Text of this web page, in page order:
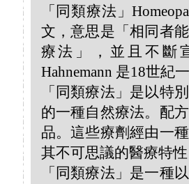
「同類療法」
文，意思是「相同者
療法」，並且不斷
Hahnemann 是18世紀
「同類療法」是以特
的一種自然療法。配
品。這些療劑經由一
其不可思議的醫療特
「同類療法」是一種